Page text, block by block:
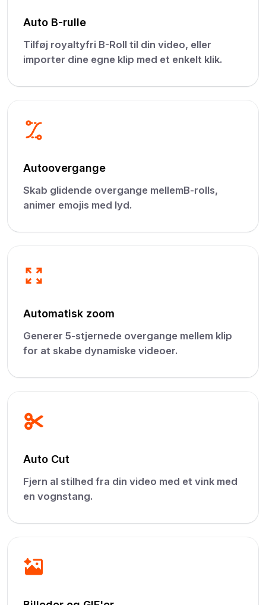
Auto B-rulle
Tilføj royaltyfri B-Roll til din video, eller
importer dine egne klip med et enkelt klik.
Autoovergange
Skab glidende overgange mellemB-rolls,
animer emojis med lyd.
Automatisk zoom
Generer 5-stjernede overgange mellem klip
for at skabe dynamiske videoer.
Auto Cut
Fjern al stilhed fra din video med et vink med
en vognstang.